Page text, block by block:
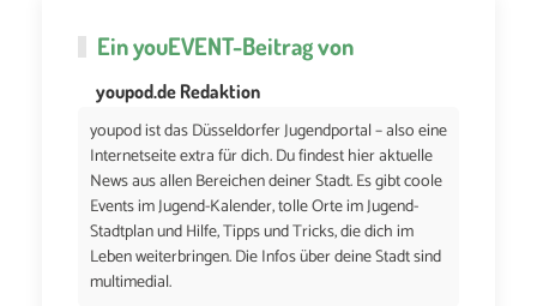
EinyouEVENT-Beitrag von
youpod.de Redaktion
youpod ist das Düsseldorfer Jugendportal – also eine
Internetseite extra für dich. Du findest hier aktuelle
News aus allen Bereichen deiner Stadt. Es gibt coole
Events im Jugend-Kalender, tolle Orte im Jugend-
Stadtplan und Hilfe, Tipps und Tricks, die dich im
Leben weiterbringen. Die Infos über deine Stadt sind
multimedial.